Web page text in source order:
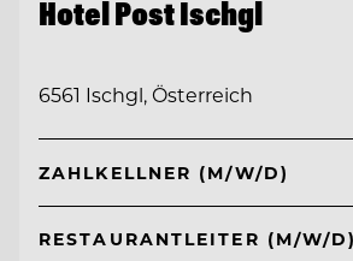
Hotel Post Ischgl
6561 Ischgl, Österreich
ZAHLKELLNER (M/W/D)
RESTAURANTLEITER (M/W/D)